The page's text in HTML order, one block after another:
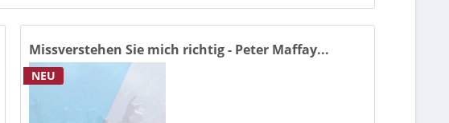
A$AP Rocky
NEU
Missverstehen Sie mich richtig - Peter Maffay...